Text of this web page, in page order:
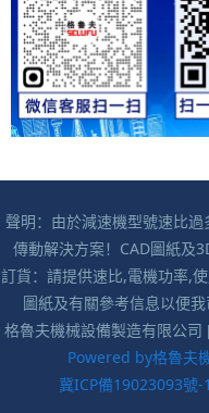
聲明：由於減速機型號速比
傳動解決方案！CAD圖紙及
訂貨：請提供速比,電機功率,
圖紙及有關參考信息以便
格魯夫機械設備製造有限公
Powered by格魯夫
冀ICP備19023093號-1